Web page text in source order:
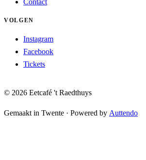
Contact
VOLGEN
Instagram
Facebook
Tickets
© 2026 Eetcafé 't Raedthuys
Gemaakt in Twente · Powered by Auttendo